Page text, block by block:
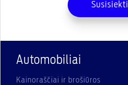
Susisiekti
Automobiliai
Kainoraščiai ir brošiūros